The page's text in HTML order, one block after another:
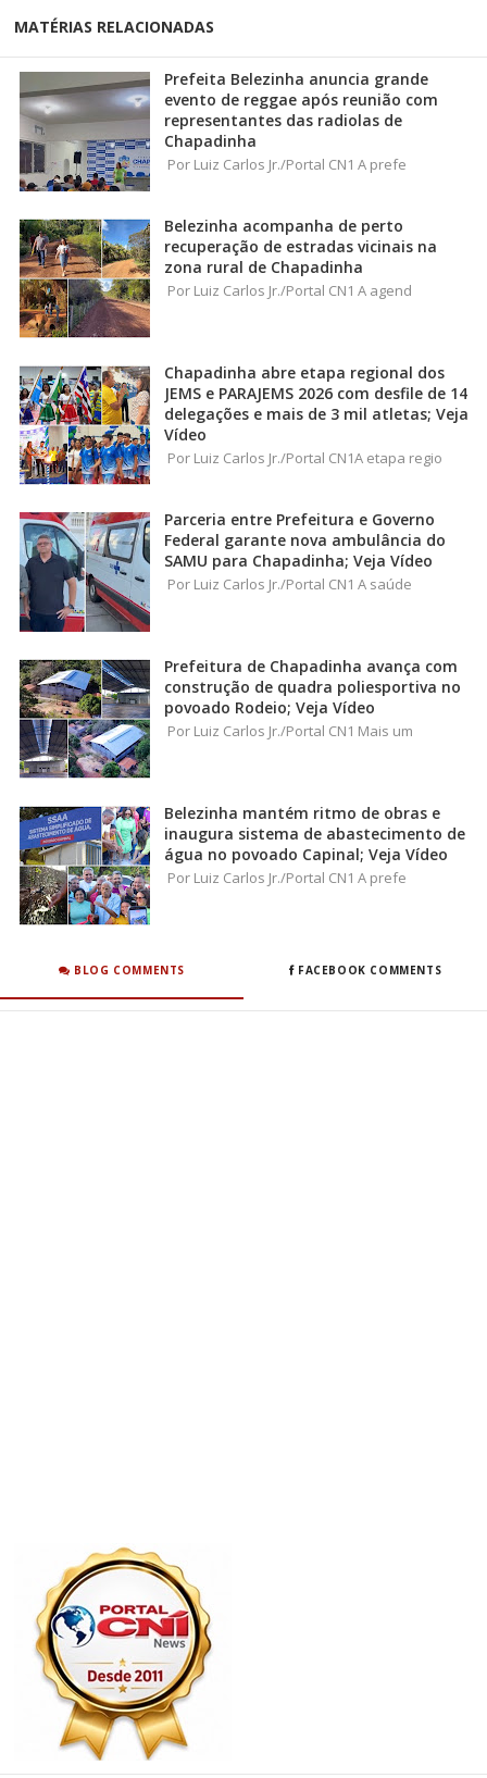
MATÉRIAS RELACIONADAS
Prefeita Belezinha anuncia grande
evento de reggae após reunião com
representantes das radiolas de
Chapadinha
Por Luiz Carlos Jr./Portal CN1 A prefe
Belezinha acompanha de perto
recuperação de estradas vicinais na
zona rural de Chapadinha
Por Luiz Carlos Jr./Portal CN1 A agend
Chapadinha abre etapa regional dos
JEMS e PARAJEMS 2026 com desfile de 14
delegações e mais de 3 mil atletas; Veja
Vídeo
Por Luiz Carlos Jr./Portal CN1A etapa regio
Parceria entre Prefeitura e Governo
Federal garante nova ambulância do
SAMU para Chapadinha; Veja Vídeo
Por Luiz Carlos Jr./Portal CN1 A saúde
Prefeitura de Chapadinha avança com
construção de quadra poliesportiva no
povoado Rodeio; Veja Vídeo
Por Luiz Carlos Jr./Portal CN1 Mais um
Belezinha mantém ritmo de obras e
inaugura sistema de abastecimento de
água no povoado Capinal; Veja Vídeo
Por Luiz Carlos Jr./Portal CN1 A prefe
BLOG COMMENTS FACEBOOK COMMENTS